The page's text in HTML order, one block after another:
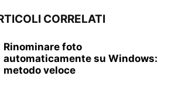
CORRELATI
Rinominare foto
automaticamente su Windows:
metodo veloce